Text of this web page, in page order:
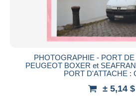
PHOTOGRAPHIE - PORT
PEUGEOT BOXER et
PORT D'ATTACHE :
± 5,14 $